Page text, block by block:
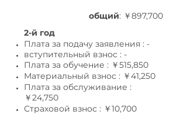
общий: ￥897,700
2-й год
Плата за подачу заявления : -
вступительный взнос : -
Плата за обучение : ￥515,850
Материальный взнос : ￥41,250
Плата за обслуживание :
￥24,750
Страховой взнос : ￥10,700